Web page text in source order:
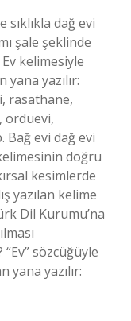
sıklıkla dağ evi
şale şeklinde
Ev kelimesiyle
yazılır:
rasathane,
orduevi,
Bağ evi dağ evi
doğru
kesimlerde
yazılan kelime
Dil Kurumu’na
sözcüğüyle
yazılır: